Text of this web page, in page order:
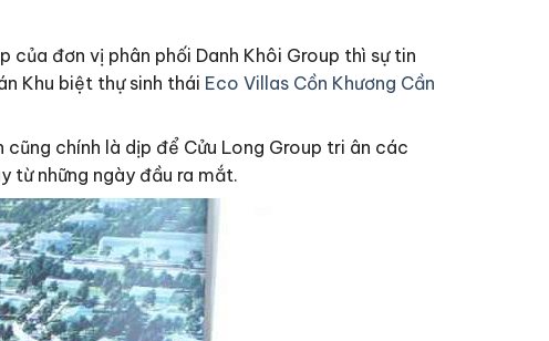
đơn vị phân phối Danh Khôi Group thì sự tin
Khu biệt thự sinh thái Eco Villas Cồn Khương Cần
chính là dịp để Cửu Long Group tri ân các
từ những ngày đầu ra mắt.